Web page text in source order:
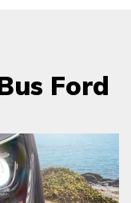
Ford